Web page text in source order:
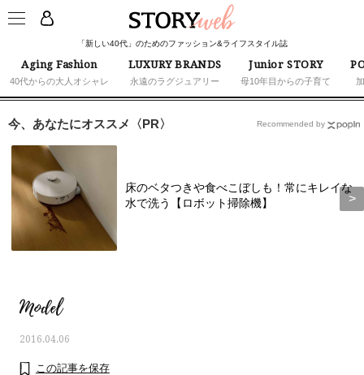
「新しい40代」のためのファッション&ライフスタイル誌
Aging Fashion
40代からの大人オシャレ
LUXURY BRANDS
永遠のラグジュアリー
Junior STORY
母10年目からの子育て
今、あなたにオススメ〈PR〉
床のベタつきや食べこぼしも！常にキレイな
水で洗う【ロボット掃除機】
Recommended by
Model
2016.04.06
この記事を保存